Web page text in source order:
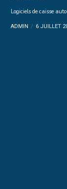
Logiciels de caisse
ADMIN 6 JUILLET